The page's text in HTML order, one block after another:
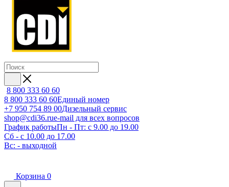
8 800 333 60 60
8 800 333 60 60Единый номер
+7 950 754 89 00Дизельный сервис
shop@cdi36.rue-mail для всех вопросов
График работыПн - Пт: с 9.00 до 19.00
Сб - с 10.00 до 17.00
Вс: - выходной
Корзина 0